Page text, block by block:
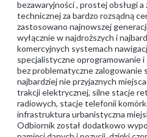
bezawaryjności , prostej obsługi a
technicznej za bardzo rozsądną
zastosowano najnowszej
wyłącznie w najdroższych i
komercyjnych systemach
specjalistyczne oprogramowanie i
bez problematyczne zalogowanie
najbardziej nie przyjaznych
trakcji elektrycznej, silne stacje
radiowych, stacje telefonii
infrastruktura urbanistyczna
Odbiornik został dodatkowo